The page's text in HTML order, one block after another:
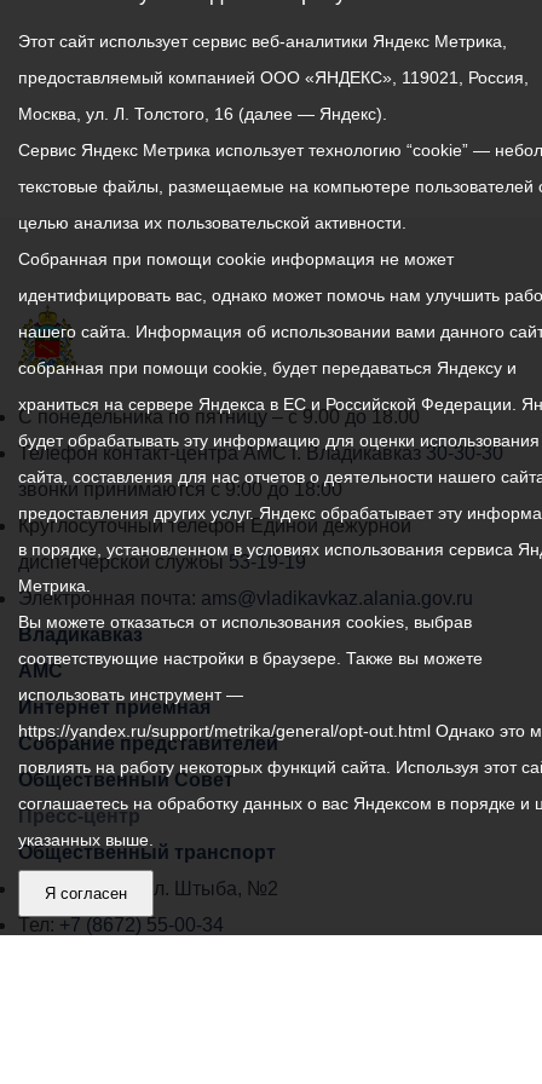
График
работы
администрации
местного
самоуправления
города
Владикавказ:
С понедельника по пятницу – с 9.00 до 18.00
Телефон контакт-центра АМС г. Владикавказ30-30-30
звонки принимаются с 9:00 до 18:00
Круглосуточный телефон Единой дежурной
диспетчерской службы53-19-19
Электронная почта: ams@vladikavkaz.alania.gov.ru
Владикавказ
АМС
Интернет приемная
Собрание представителей
Общественный Совет
Пресс-центр
Общественный транспорт
Владикавказ, пл. Штыба, №2
Тел: +7 (8672) 55-00-34
Этот сайт использует сервис веб-аналитики Яндекс Метрика,
предоставляемый компанией ООО «ЯНДЕКС», 119021, Россия,
Москва, ул. Л. Толстого, 16 (далее — Яндекс).
Сервис Яндекс Метрика использует технологию “cookie” —
текстовые файлы, размещаемые на компьютере пользователей
целью анализа их пользовательской активности.
Собранная при помощи cookie информация не может
идентифицировать вас, однако может помочь нам улучшить
нашего сайта. Информация об использовании вами данного
собранная при помощи cookie, будет передаваться Яндексу и
храниться на сервере Яндекса в ЕС и Российской Федерации.
будет обрабатывать эту информацию для оценки
сайта, составления для нас отчетов о деятельности нашего
предоставления других услуг. Яндекс обрабатывает эту
в порядке, установленном в условиях использования сервиса
Метрика.
Вы можете отказаться от использования cookies, выбрав
соответствующие настройки в браузере. Также вы можете
использовать инструмент —
https://yandex.ru/support/metrika/general/opt-out.html Однако это
повлиять на работу некоторых функций сайта. Используя этот
соглашаетесь на обработку данных о вас Яндексом в порядке и
указанных выше.
Я согласен